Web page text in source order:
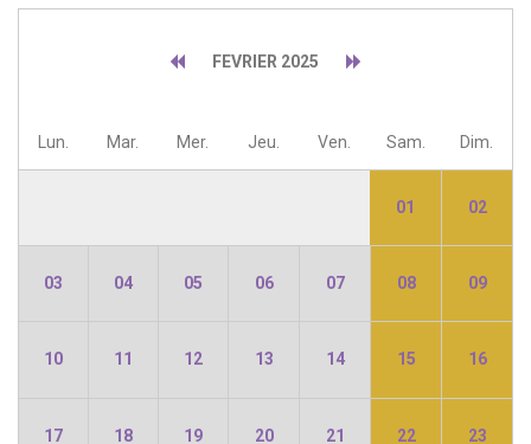
FEVRIER 2025
Lun. Mar. Mer. Jeu. Ven. Sam. Dim.
01 02
03 04 05 06 07 08 09
10 11 12 13 14 15 16
17 18 19 20 21 22 23